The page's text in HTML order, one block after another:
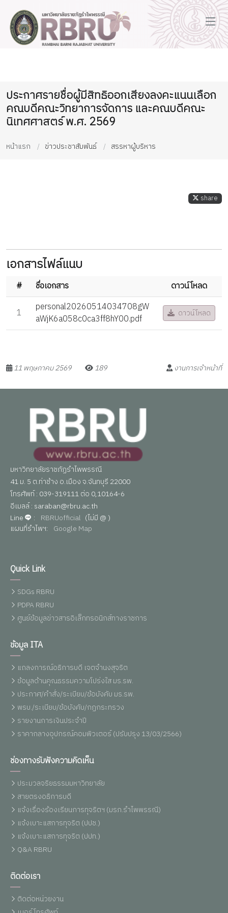
ประกาศรายชื่อผู้มีสิทธิออกเสียงลงคะแนนเลือก
คณบดีคณะวิทยาการจัดการ และคณบดีคณะ
นิเทศศาสตร์ พ.ศ. 2569
หน้าแรก ข่าวประชาสัมพันธ์ สรรหาผู้บริหาร
share
เอกสารไฟล์แนบ
# ชื่อเอกสาร
ดาวน์โหลด
1
personal20260514034708gW
aWjK6a058c0ca3ff8hY00.pdf
ดาวน์โหลด
11 พฤษภาคม 2569 189 งานการเจ้าหน้าที่
มหาวิทยาลัยราชภัฏรำไพพรรณี
41 ม. 5 ต.ท่าช้าง อ.เมือง จ.จันทบุรี 22000
โทรศัพท์ : 039-319111 ต่อ 0,10164-6
อีเมลล์ : saraban@rbru.ac.th
Line
: RBRUofficial (ไม่มี @ )
แผนที่รำไพฯ: Google Map
Quick Link
SDGs RBRU
PDPA RBRU
ศูนย์ข้อมูลข่าวสารอิเล็กทรอนิกส์ทางราชการ
ข้อมูล ITA
แถลงการณ์อธิการบดี เจตจำนงสุจริต
ข้อมูลด้านคุณธรรมความโปร่งใส มร.รพ.
ประกาศ/คำสั่ง/ระเบียบ/ข้อบังคับ มร.รพ.
พรบ./ระเบียบ/ข้อบังคับ/กฏกระทรวง
รายงานการเงินประจำปี
ราคากลางอุปกรณ์คอมพิวเตอร์ (ปรับปรุง 13/03/2566)
ช่องทางรับฟังความคิดเห็น
ประมวลจริยธรรมมหาวิทยาลัย
สายตรงอธิการบดี
แจ้งเรื่องร้องเรียนการทุจริตฯ (มรภ.รำไพพรรณี)
แจ้งเบาะแสการทุจริต (ปปช.)
แจ้งเบาะแสการทุจริต (ปปท.)
Q&A RBRU
ติดต่อเรา
ติดต่อหน่วยงาน